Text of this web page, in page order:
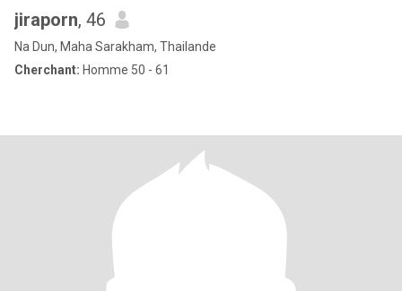
jiraporn, 46
Na Dun, Maha Sarakham, Thailande
Cherchant: Homme 50 - 61